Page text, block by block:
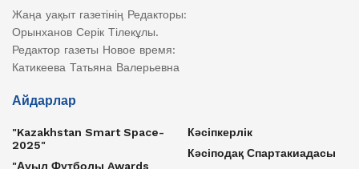
Жаңа уақыт газетінің Редакторы:
Орынханов Серік Тілекұлы.
Редактор газеты Новое время:
Катикеева Татьяна Валерьевна
Айдарлар
"Kazakhstan Smart Space-
2025"
"Ауыл Футболы Awards
Кәсіпкерлік
Кәсіподақ Спартакиадасы